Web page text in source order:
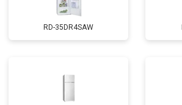
RD-35DR4SAW